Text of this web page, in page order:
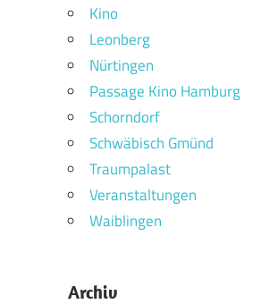
Kino
Leonberg
Nürtingen
Passage Kino Hamburg
Schorndorf
Schwäbisch Gmünd
Traumpalast
Veranstaltungen
Waiblingen
Archiv